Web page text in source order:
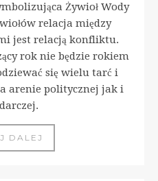
Żywioł Wody
relacja między
jest relacją konfliktu.
rok nie będzie rokiem
się wielu tarć i
arenie politycznej jak i
DALEJ